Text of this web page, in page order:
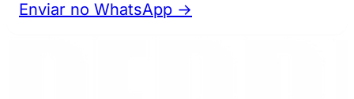
Enviar no WhatsApp →